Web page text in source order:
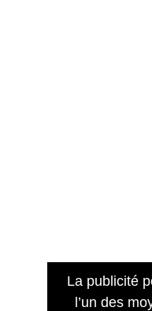
La publicité
l’un des